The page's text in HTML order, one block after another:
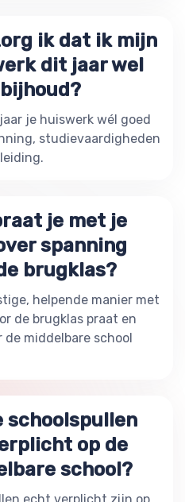
ik dat ik mijn
dit jaar wel
je huiswerk wél goed
studievaardigheden
je met je
spanning
brugklas?
helpende manier met
de brugklas praat en
de middelbare school
schoolspullen
op de
school?
echt verplicht zijn op